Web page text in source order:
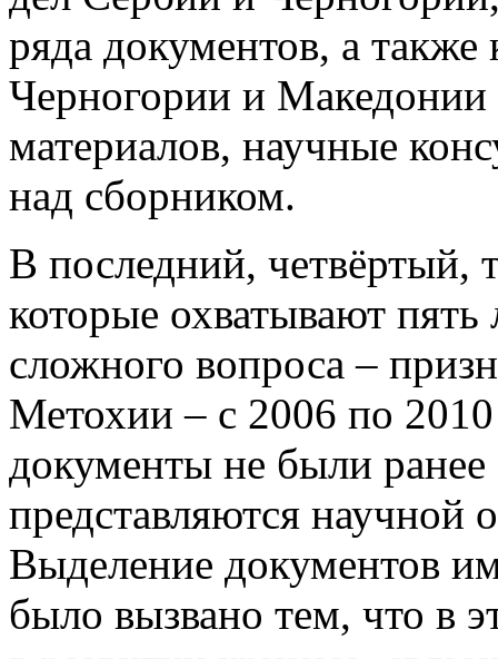
ряда документов, а
Черногории и
материалов, научные
над сборником.
В последний, четвёртый,
которые охватывают пять
сложного вопроса –
Метохии – с 2006 по
документы не были
представляются научной
Выделение документов
было вызвано тем, что в